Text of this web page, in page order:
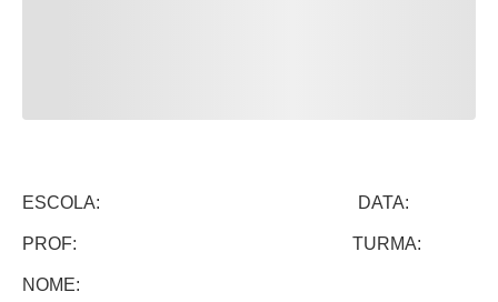
ESCOLA: DATA:
PROF: TURMA:
NOME: